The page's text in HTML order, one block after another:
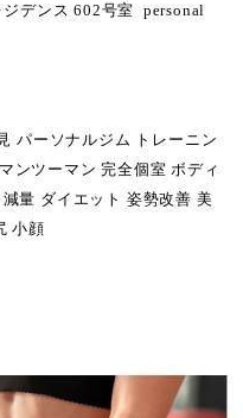
デンス 602号室 personal
パーソナルジム トレーニン
ンツーマン 完全個室 ボディ
量 ダイエット 姿勢改善 美
小顔